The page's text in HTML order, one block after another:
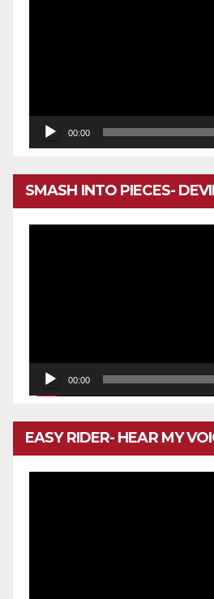
00:00
SMASH INTO PIECES-
00:00
EASY RIDER- HEAR MY